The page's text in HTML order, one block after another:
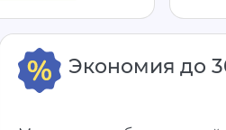
Экономия до